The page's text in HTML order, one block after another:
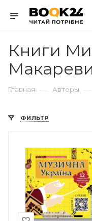
Книги
Главная — Авторы —
ФИЛЬТР